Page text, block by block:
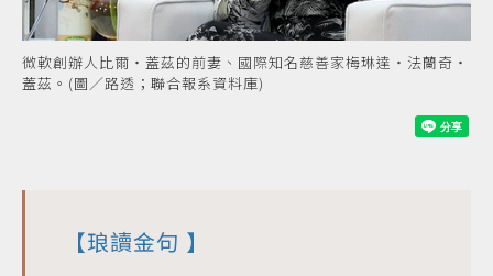
微軟創辦人比爾‧蓋茲的前妻、國際知名慈善家梅琳達‧法蘭奇‧
蓋茲。(圖／路透；聯合報系資料庫)
【琅讀金句 】